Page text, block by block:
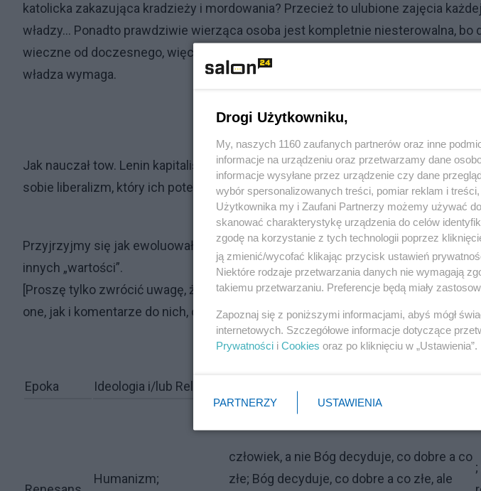
katolicka zakazująca kradzieży i mordowania? Przecież to ulubione zajęcia
władzy... Ponadto prawdziwie wierząca osoba jest kompletnie niesterowalna,
wieczne od doczesnego, więc prędzej poświęci swoje życie niż zrobi te
władza wymaga.
Reklama
Jak nauczał tow. Lenin kapitaliści sprzedadzą sznur, na którym się ich powiesi.
sobie liberalizm, który ich potem ogilotynował.
Przyjrzyjmy się jak ewoluowało (bo nie od razu Sodomę zbudowano) odejście od
innych „wartości”.
[Proszę tylko zwrócić uwagę, że zawsze w epocce jest grupa poglądów bardziej
one, jak i komentarze do nich, oddzielone średnikami („;”).]
Epoka Ideologia i/lub Religia
Humanizm;
człowiek, a nie Bóg decyduje, co dobre a co
złe; Bóg decyduje, co dobre a co złe, ale
Drogi Użytkowniku,
My, naszych 1160 zaufanych partnerów oraz inne
informacje na urządzeniu oraz przetwarzamy dane
informacje wysyłane przez urządzenie czy dane
wybór spersonalizowanych treści, pomiar reklam i
Użytkownika my i Zaufani Partnerzy możemy używać
skanować charakterystykę urządzenia do celów
zgodę na korzystanie z tych technologii poprzez
ją zmienić/wycofać klikając przycisk ustawień
Niektóre rodzaje przetwarzania danych nie wymagają
takiemu przetwarzaniu. Preferencje będą miały
Zapoznaj się z poniższymi informacjami, abyś mógł
internetowych. Szczegółowe informacje dotyczące
Prywatności i Cookies oraz po kliknięciu w „Ustawienia”.
PARTNERZY USTAWIENIA